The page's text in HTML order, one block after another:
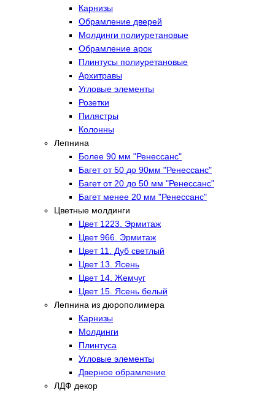
Карнизы
Обрамление дверей
Молдинги полиуретановые
Обрамление арок
Плинтусы полиуретановые
Архитравы
Угловые элементы
Розетки
Пилястры
Колонны
Лепнина
Более 90 мм "Ренессанс"
Багет от 50 до 90мм "Ренессанс"
Багет от 20 до 50 мм "Ренессанс"
Багет менее 20 мм "Ренессанс"
Цветные молдинги
Цвет 1223. Эрмитаж
Цвет 966. Эрмитаж
Цвет 11. Дуб светлый
Цвет 13. Ясень
Цвет 14. Жемчуг
Цвет 15. Ясень белый
Лепнина из дюрополимера
Карнизы
Молдинги
Плинтуса
Угловые элементы
Дверное обрамление
ЛДФ декор